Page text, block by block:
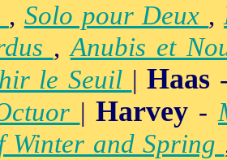
, Solo pour Deux ,
,Anubis et
le Seuil |Haas
|Harvey -
Winter and Spring